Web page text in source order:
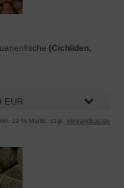
(Cichliden,
EUR
inkl. 19 % MwSt. zzgl. Versandkosten